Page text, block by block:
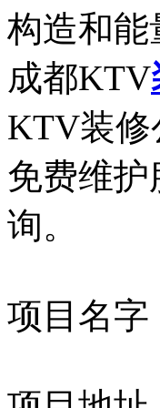
构造和能
成都KTV
KTV装
免费维
询。
项目名